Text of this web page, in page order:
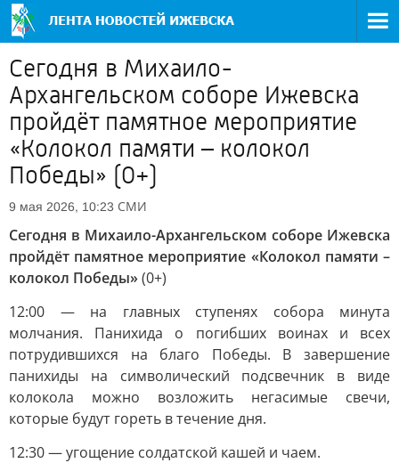
Сегодня в Михаило-
Архангельском соборе Ижевска
пройдёт памятное мероприятие
«Колокол памяти – колокол
Победы» (0+)
9 мая 2026, 10:23 СМИ
Сегодня в Михаило-Архангельском соборе Ижевска
пройдёт памятное мероприятие «Колокол памяти –
колокол Победы»(0+)
12:00 — на главных ступенях собора минута
молчания. Панихида о погибших воинах и всех
потрудившихся на благо Победы. В завершение
панихиды на символический подсвечник в виде
колокола можно возложить негасимые свечи,
которые будут гореть в течение дня.
12:30 — угощение солдатской кашей и чаем.